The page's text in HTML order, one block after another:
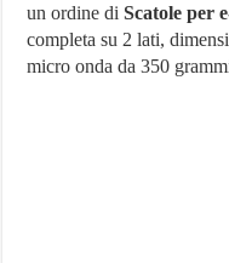
un ordine diScatole per
completa su 2 lati,
micro onda da 350